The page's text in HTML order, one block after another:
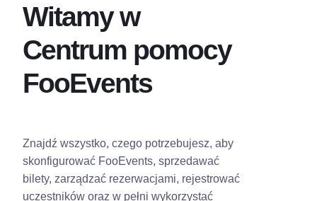
Witamy w
Centrum pomocy
FooEvents
Znajdź wszystko, czego potrzebujesz, aby
skonfigurować FooEvents, sprzedawać
bilety, zarządzać rezerwacjami, rejestrować
uczestników oraz w pełni wykorzystać